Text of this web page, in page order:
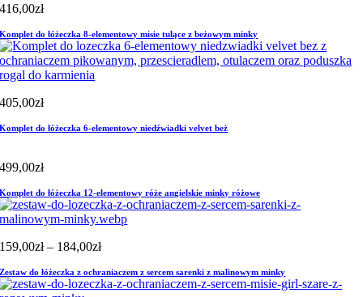
416,00zł
Komplet do łóżeczka 8-elementowy misie tulące z beżowym minky
405,00zł
Komplet do łóżeczka 6-elementowy niedźwiadki velvet beż
499,00zł
Komplet do łóżeczka 12-elementowy róże angielskie minky różowe
159,00zł – 184,00złZakres
od
159,00zł
Zestaw do łóżeczka z ochraniaczem z sercem sarenki z malinowym minky